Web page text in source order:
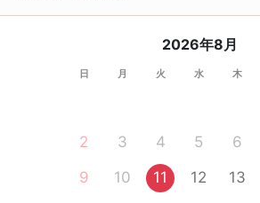
2026年8月
日 月 火 水 木
2
3 4 5 6
9
10 11 12 13